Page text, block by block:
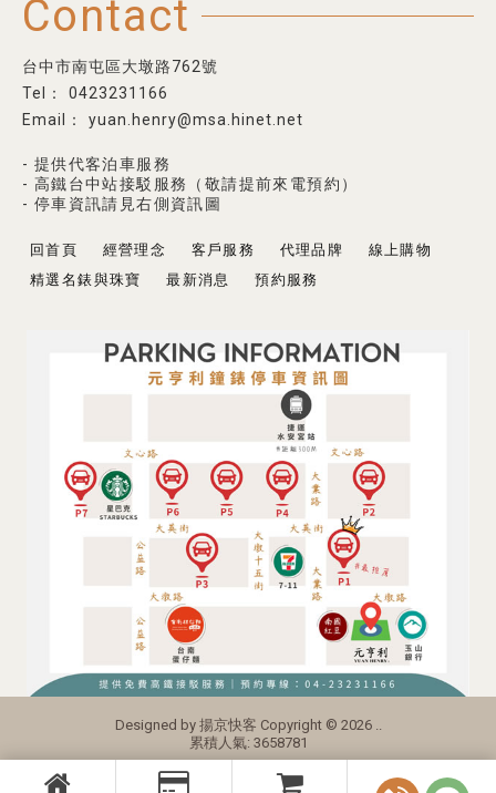
Contact
台中市南屯區大墩路762號
0423231166
yuan.henry@msa.hinet.net
- 提供代客泊車服務
- 高鐵台中站接駁服務（敬請提前來電預約）
- 停車資訊請見右側資訊圖
回首頁 經營理念 客戶服務 代理品牌
線上購物
精選名錶與珠寶
最新消息 預約服務
Designed by 揚京快客 Copyright © 2026
累積人氣: 3658781